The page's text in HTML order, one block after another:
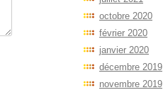
octobre 2020
février 2020
janvier 2020
décembre 2019
novembre 2019